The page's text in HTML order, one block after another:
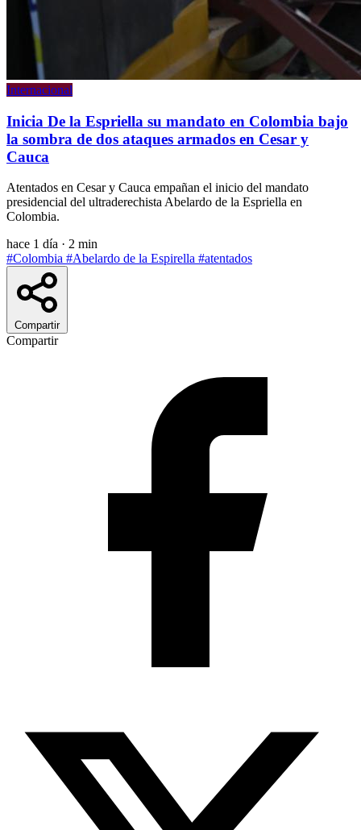
Internacional
Inicia De la Espriella su mandato en Colombia bajo
la sombra de dos ataques armados en Cesar y
Cauca
Atentados en Cesar y Cauca empañan el inicio del mandato
presidencial del ultraderechista Abelardo de la Espriella en
Colombia.
hace 1 día · 2 min
#Colombia #Abelardo de la Espirella #atentados
Compartir
Compartir